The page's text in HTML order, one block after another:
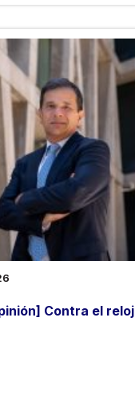
Contra el reloj